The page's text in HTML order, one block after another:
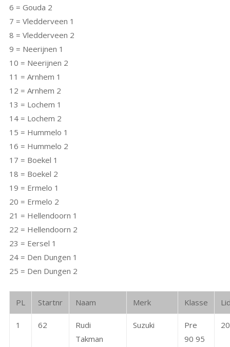
6 = Gouda 2
7 = Vledderveen 1
8 = Vledderveen 2
9 = Neerijnen 1
10 = Neerijnen 2
11 = Arnhem 1
12 = Arnhem 2
13 = Lochem 1
14 = Lochem 2
15 = Hummelo 1
16 = Hummelo 2
17 = Boekel 1
18 = Boekel 2
19 = Ermelo 1
20 = Ermelo 2
21 = Hellendoorn 1
22 = Hellendoorn 2
23 = Eersel 1
24 = Den Dungen 1
25 = Den Dungen 2
PL Startnr Naam Merk Klasse
1 62
Rudi
Takman
Suzuki
Pre
90 95